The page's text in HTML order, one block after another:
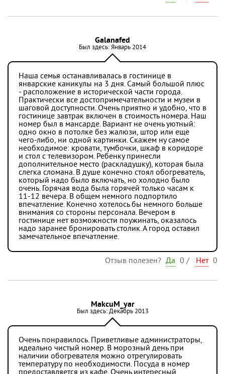
Galanafed
Был здесь: Январь 2014
Наша семья останавливалась в гостинице в
январские каникулы на 3 дня. Самый большой плюс
- расположение в исторической части города.
Практически все достопримечательности и музеи в
шаговой доступности. Очень приятно и удобно, что в
гостинице завтрак включен в стоимость номера. Наш
номер был в мансарде. Вариант не очень уютный:
одно окно в потолке без жалюзи, штор или еще
чего-либо, ни одной картинки. Скажем ну самое
необходимое: кровати, тумбочки, шкаф в коридоре
и стол с телевизором. Ребенку принесли
дополнительное место (раскладушку), которая была
слегка сломана. В душе конечно стоял обогреватель,
который надо было включать, но холодно было
очень. Горячая вода была горячей только часам к
11-12 вечера. В общем немного подпортило
впечатление. Конечно хотелось бы немного больше
внимания со стороны персонала. Вечером в
гостинице нет возможности поужинать, оказалось
надо заранее бронировать столик. А город оставил
замечательное впечатление.
Отзыв полезен? Да 0 / Нет 0
MakcuM_yar
Был здесь: Декабрь 2013
Очень понравилось. Приветливые администраторы,
идеально чистый номер. В морозный день при
наличии обогревателя можно отрегулировать
температуру по необходимости. Посуда в номер